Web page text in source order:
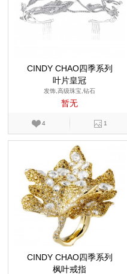
CINDY CHAO四季系列
叶片皇冠
发饰,高级珠宝,钻石
暂无
4 1
CINDY CHAO四季系列
枫叶戒指